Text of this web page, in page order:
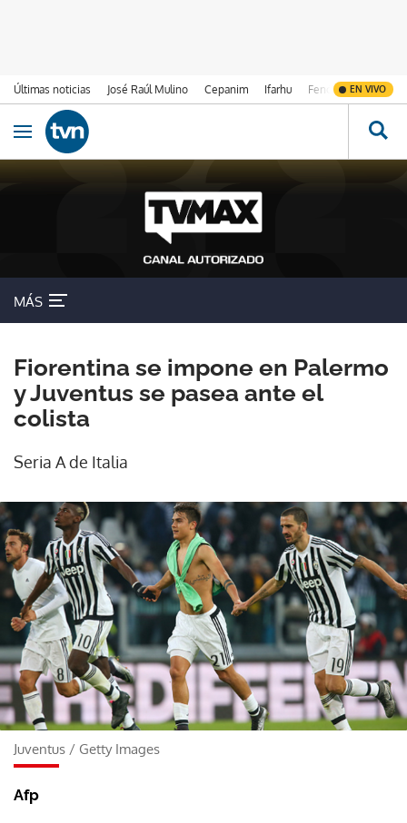
Últimas noticias José Raúl Mulino Cepanim Ifarhu Fenómeno de El
EN VIVO
Ir al contenido
Obrir navegació
MÁS
Fiorentina se impone en Palermo
y Juventus se pasea ante el
colista
Seria A de Italia
Juventus / Getty Images
Afp